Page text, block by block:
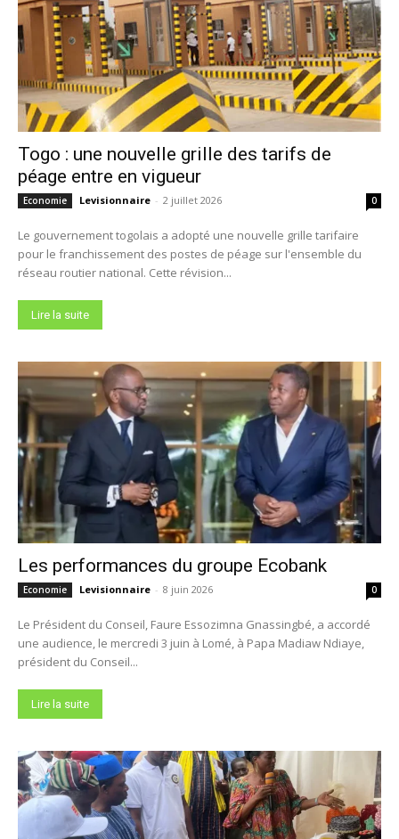
Togo : une nouvelle grille des tarifs de
péage entre en vigueur
Economie Levisionnaire - 2 juillet 2026 0
Le gouvernement togolais a adopté une nouvelle grille tarifaire
pour le franchissement des postes de péage sur l'ensemble du
réseau routier national. Cette révision...
Lire la suite
Les performances du groupe Ecobank
Economie Levisionnaire - 8 juin 2026 0
Le Président du Conseil, Faure Essozimna Gnassingbé, a accordé
une audience, le mercredi 3 juin à Lomé, à Papa Madiaw Ndiaye,
président du Conseil...
Lire la suite